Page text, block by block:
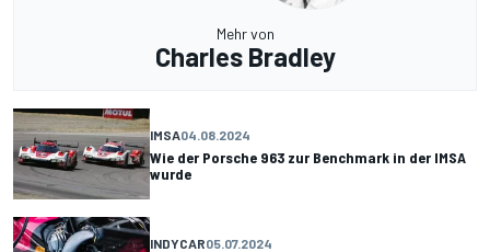
Mehr von
Charles Bradley
IMSA04.08.2024
Wie der Porsche 963 zur Benchmark in der IMSA
wurde
INDYCAR05.07.2024